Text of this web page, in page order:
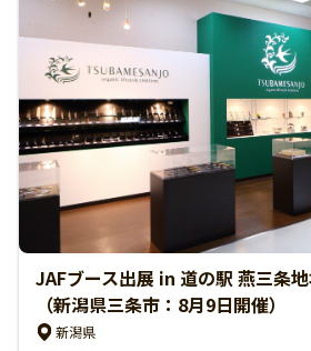
JAFブース出展 in 道の駅 燕三条
（新潟県三条市：8月9日開催）
新潟県